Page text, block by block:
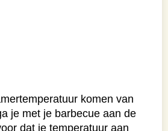
komen van
je met je barbecue aan de
dat je temperatuur aan